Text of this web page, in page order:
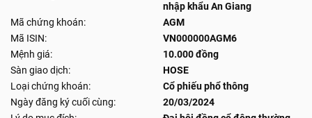
nhập khẩu An Giang
Mã chứng khoán:
AGM
Mã ISIN:
VN000000AGM6
Mệnh giá:
10.000 đồng
Sàn giao dịch:
HOSE
Loại chứng khoán:
Cổ phiếu phổ thông
Ngày đăng ký cuối cùng:
20/03/2024